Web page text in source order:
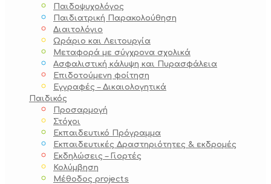
Παιδοψυχολόγος
Παιδιατρική Παρακολούθηση
Διαιτολόγιο
Ωράριο και Λειτουργία
Μεταφορά με σύγχρονα σχολικά
Ασφαλιστική κάλυψη και Πυρασφάλεια
Επιδοτούμενη φοίτηση
Εγγραφές – Δικαιολογητικά
Παιδικός
Προσαρμογή
Στόχοι
Εκπαιδευτικό Πρόγραμμα
Εκπαιδευτικές Δραστηριότητες & εκδρομές
Εκδηλώσεις – Γιορτές
Κολύμβηση
Μέθοδος projects